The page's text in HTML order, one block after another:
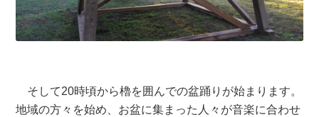
そして20時頃から櫓を囲んでの盆踊りが始まります。
地域の方々を始め、お盆に集まった人々が音楽に合わせ